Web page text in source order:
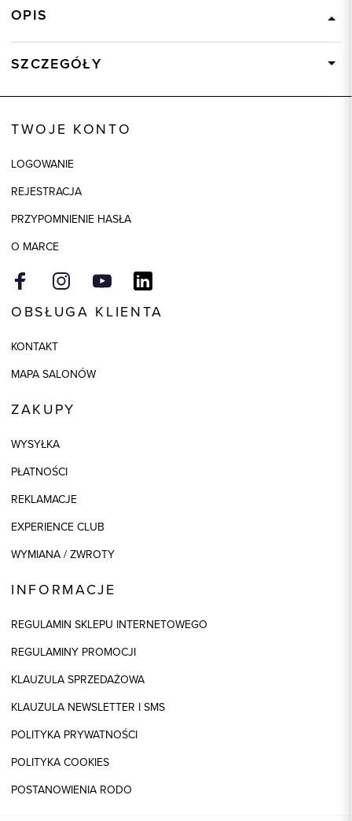
OPIS
SZCZEGÓŁY
Skład tkaniny
Model
TWOJE KONTO
LOGOWANIE
REJESTRACJA
PRZYPOMNIENIE HASŁA
O MARCE
OBSŁUGA KLIENTA
KONTAKT
MAPA SALONÓW
ZAKUPY
WYSYŁKA
PŁATNOŚCI
REKLAMACJE
EXPERIENCE CLUB
WYMIANA / ZWROTY
INFORMACJE
REGULAMIN SKLEPU INTERNETOWEGO
REGULAMINY PROMOCJI
KLAUZULA SPRZEDAŻOWA
KLAUZULA NEWSLETTER I SMS
POLITYKA PRYWATNOŚCI
POLITYKA COOKIES
POSTANOWIENIA RODO